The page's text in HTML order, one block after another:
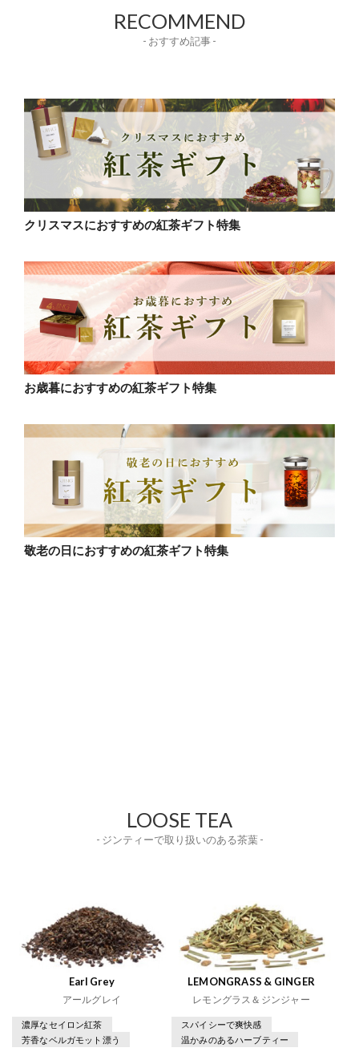
RECOMMEND
- おすすめ記事 -
クリスマスにおすすめの紅茶ギフト特集
お歳暮におすすめの紅茶ギフト特集
敬老の日におすすめの紅茶ギフト特集
LOOSE TEA
- ジンティーで取り扱いのある茶葉 -
Earl Grey
アールグレイ
濃厚なセイロン紅茶
芳香なベルガモット漂う
LEMONGRASS & GINGER
レモングラス＆ジンジャー
スパイシーで爽快感
温かみのあるハーブティー